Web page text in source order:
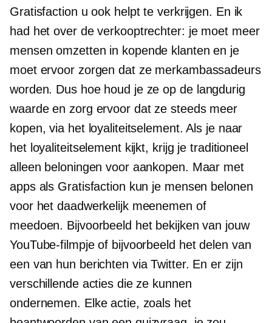
Gratisfaction u ook helpt te verkrijgen. En ik
had het over de verkooptrechter: je moet meer
mensen omzetten in kopende klanten en je
moet ervoor zorgen dat ze merkambassadeurs
worden. Dus hoe houd je ze op de langdurig
waarde en zorg ervoor dat ze steeds meer
kopen, via het loyaliteitselement. Als je naar
het loyaliteitselement kijkt, krijg je traditioneel
alleen beloningen voor aankopen. Maar met
apps als Gratisfaction kun je mensen belonen
voor het daadwerkelijk meenemen of
meedoen. Bijvoorbeeld het bekijken van jouw
YouTube-filmpje of bijvoorbeeld het delen van
een van hun berichten via Twitter. En er zijn
verschillende acties die ze kunnen
ondernemen. Elke actie, zoals het